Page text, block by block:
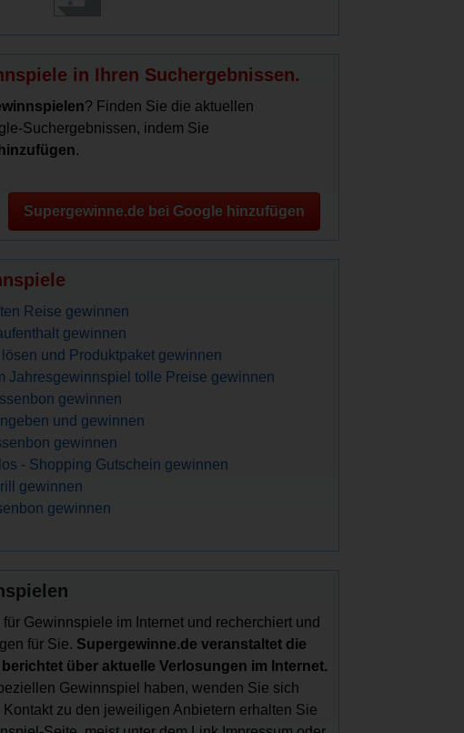
in Ihren Suchergebnissen.
? Finden Sie die aktuellen
Suchergebnissen, indem Sie
.
Supergewinne.de bei Google hinzufügen
Reise gewinnen
gewinnen
und Produktpaket gewinnen
Jahresgewinnspiel tolle Preise gewinnen
gewinnen
und gewinnen
gewinnen
- Shopping Gutschein gewinnen
gewinnen
gewinnen
Gewinnspiele im Internet und recherchiert und
für Sie. Supergewinne.de veranstaltet die
über aktuelle Verlosungen im Internet.
Gewinnspiel haben, wenden Sie sich
Kontakt zu den jeweiligen Anbietern erhalten Sie